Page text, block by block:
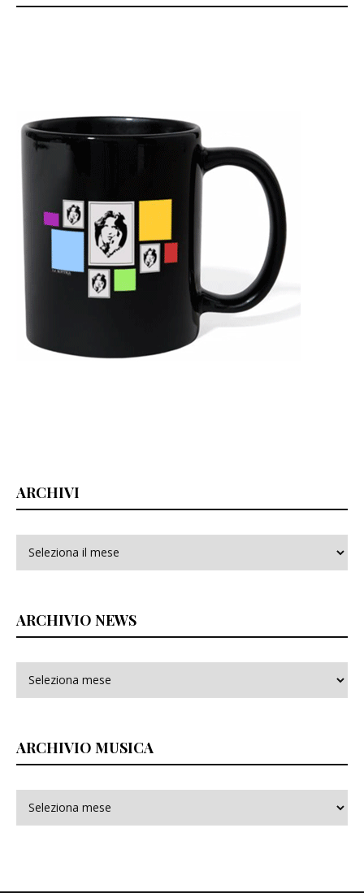
ARCHIVI
ARCHIVIO NEWS
ARCHIVIO MUSICA